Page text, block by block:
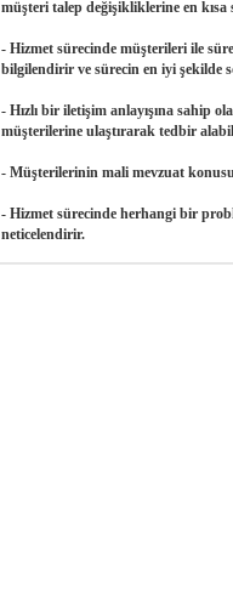
müşteri talep değişikliklerine en
- Hizmet sürecinde müşterileri ile
bilgilendirir ve sürecin en iyi şekilde
- Hızlı bir iletişim anlayışına sahip
müşterilerine ulaştırarak tedbir
- Müşterilerinin mali mevzuat
- Hizmet sürecinde herhangi bir
neticelendirir.